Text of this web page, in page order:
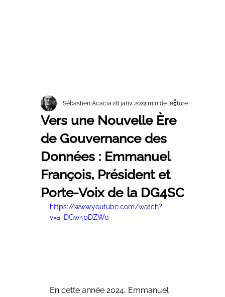
Vers une Nouvelle Ère
de Gouvernance des
Données : Emmanuel
François, Président et
Porte-Voix de la DG4SC
Sébastien Acacia28 janv. 20242 min de lecture
https://www.youtube.com/watch?
v=a_DGw4pDZW0
En cette année 2024, Emmanuel